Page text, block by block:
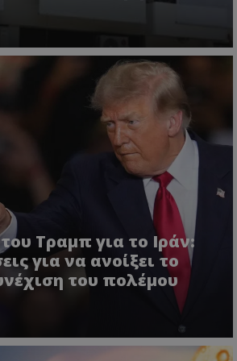
Τραμπ για το Ιράν:
για να ανοίξει το
του πολέμου
.youtube.com